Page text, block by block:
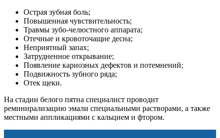
Острая зубная боль;
Повышенная чувствительность;
Травмы зубо-челюстного аппарата;
Отечные и кровоточащие десна;
Неприятный запах;
Затрудненное открывание;
Появление кариозных дефектов и потемнений;
Подвижность зубного ряда;
Отек щеки.
На стадии белого пятна специалист проводит
реминирализацию эмали специальными растворами, а также
местными аппликациями с кальцием и фтором.